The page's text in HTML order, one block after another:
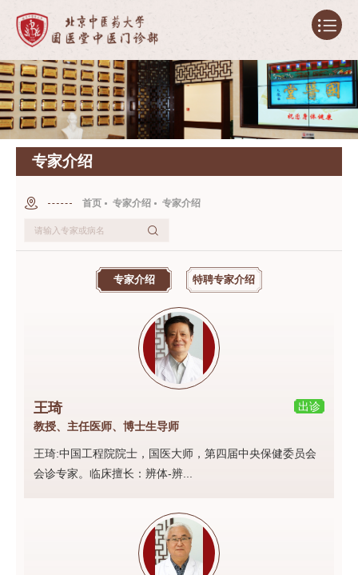
专家介绍
首页 专家介绍 专家介绍
专家介绍 特聘专家介绍
出诊
王琦
教授、主任医师、博士生导师
王琦:中国工程院院士，国医大师，第四届中央保健委员会
会诊专家。临床擅长：辨体-辨...